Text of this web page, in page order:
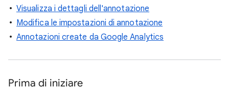
Visualizza i dettagli dell'annotazione
Modifica le impostazioni di annotazione
Annotazioni create da Google Analytics
Prima di iniziare